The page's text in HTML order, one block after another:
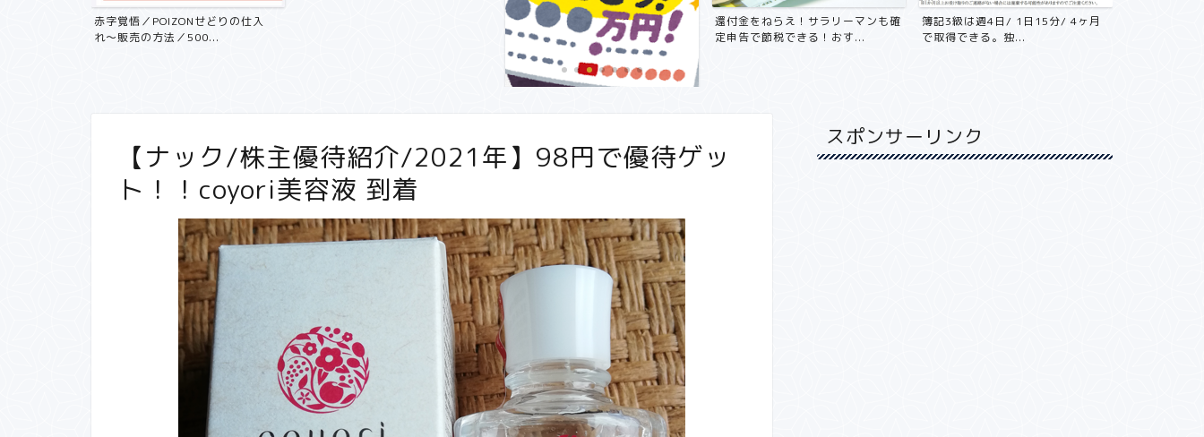
赤字覚悟／POIZONせどりの仕入
れ〜販売の方法／500...
還付金をねらえ！サラリーマンも確
定申告で節税できる！おす...
簿記3級は週4日/ 1日15分/ 4ヶ月
で取得できる。独...
【ナック/株主優待紹介/2021年】98円で優待ゲッ
ト！！coyori美容液 到着
スポンサーリンク